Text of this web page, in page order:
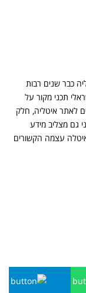
כבר שנים רבות
תכני מקור על
לאתר איטליה, חלק
גם מצליב מידע
עצמה הקשורים